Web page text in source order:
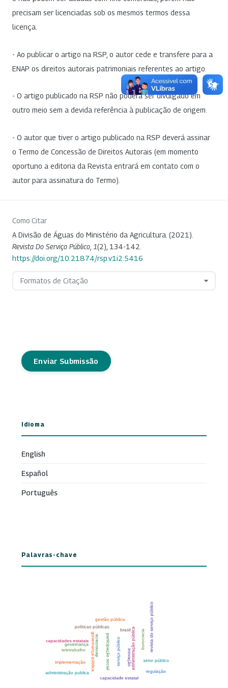
precisam ser licenciadas sob os mesmos termos dessa
licença.
- Ao publicar o artigo na RSP, o autor cede e transfere para a
ENAP os direitos autorais patrimoniais referentes ao artigo.
- O artigo publicado na RSP não poderá ser divulgado em
outro meio sem a devida referência à publicação de origem.
- O autor que tiver o artigo publicado na RSP deverá assinar
o Termo de Concessão de Direitos Autorais (em momento
oportuno a editoria da Revista entrará em contato com o
autor para assinatura do Termo).
Como Citar
A Divisão de Águas do Ministério da Agricultura. (2021).
Revista Do Serviço Público 1(2), 134-142.
https://doi.org/10.21874/rsp.v1i2.5416
Formatos de Citação
Enviar Submissão
Idioma
English
Español
Português
Palavras-chave